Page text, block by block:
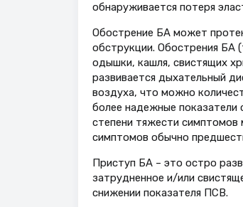
обнаруживается потеря
Обострение БА может
обструкции. Обострения БА
одышки, кашля, свистящих
развивается дыхательный
воздуха, что можно
более надежные показатели
степени тяжести симптомов
симптомов обычно
Приступ БА – это остро
затрудненное и/или
снижении показателя ПСВ.